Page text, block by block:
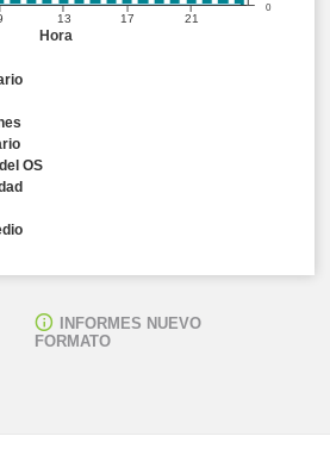
Hora
13 17 21
0
OS
INFORMES NUEVO
FORMATO